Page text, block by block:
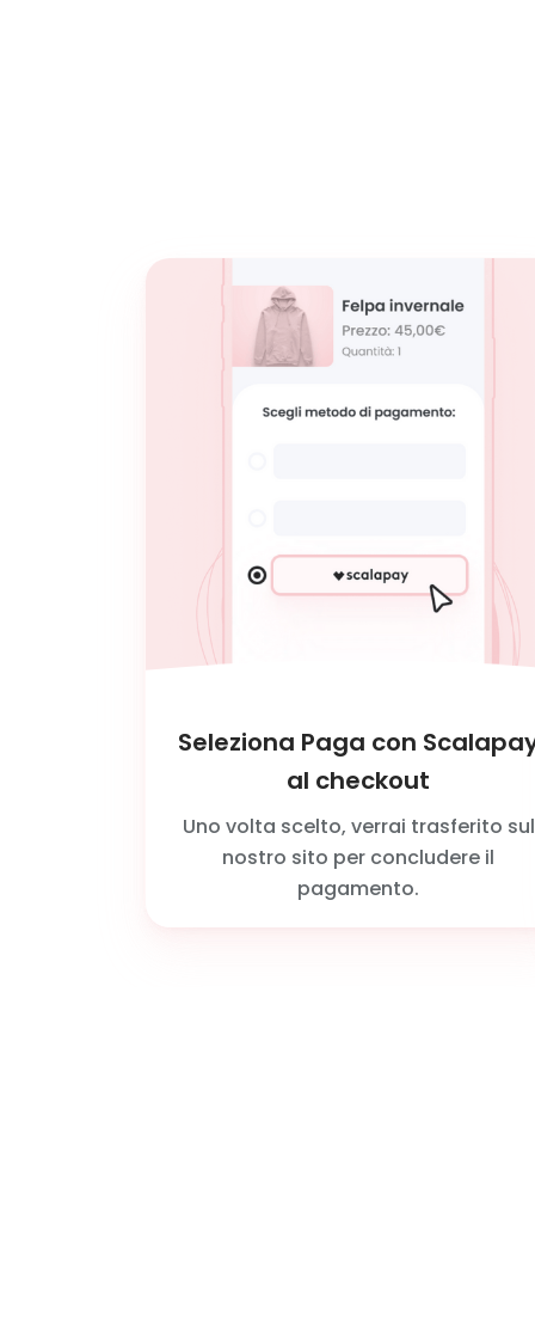
Seleziona Paga con
al checkout
Uno volta scelto, verrai trasferito sul
nostro sito per concludere il
pagamento.